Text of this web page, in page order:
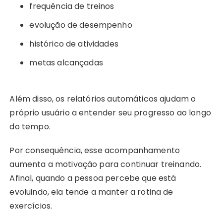
frequência de treinos
evolução de desempenho
histórico de atividades
metas alcançadas
Além disso, os relatórios automáticos ajudam o
próprio usuário a entender seu progresso ao longo
do tempo.
Por consequência, esse acompanhamento
aumenta a motivação para continuar treinando.
Afinal, quando a pessoa percebe que está
evoluindo, ela tende a manter a rotina de
exercícios.